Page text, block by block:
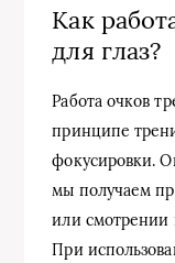
Как
для глаз?
Работа очков
принципе
фокусировки.
мы получаем
или смотрении
При